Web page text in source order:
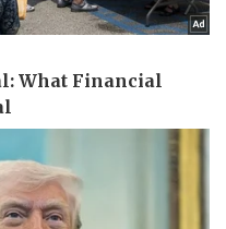
Ô tô
Xe máy